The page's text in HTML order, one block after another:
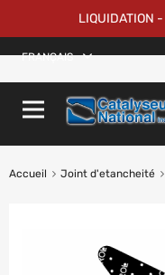
LIQUIDATION -
FRANÇAIS
Accueil Joint d'etancheité